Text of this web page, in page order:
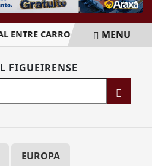
ENTRE CARRO E CAMINHÃO NA
MENU
FIGUEIRENSE
EUROPA